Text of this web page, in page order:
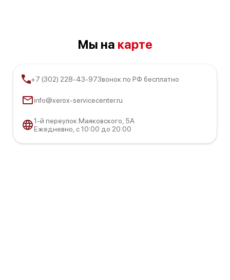
Мы на карте
+7 (302) 228-43-97Звонок по РФ бесплатно
info@xerox-servicecenter.ru
1-й переулок Маяковского, 5А
Ежедневно, с 10:00 до 20:00